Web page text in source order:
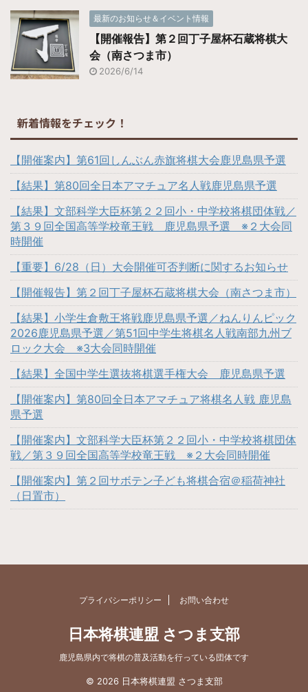
最新のお知らせ＆イベント情報
【開催報告】第２回丁子屋杯石蔵将棋大
会（南さつま市）
2026/6/14
新着情報をチェック！
【開催案内】第61回しんぶん赤旗将棋大会鹿児島県予選
【結果】第80回全日本アマチュア名人戦鹿児島県予選
【結果】文部科学大臣杯第２２回小・中学校将棋団体戦／
第３９回全国高等学校竜王戦 鹿児島県予選 ※２大会同
時開催
【重要】6/28（日）大会開催可否判断に関するお知らせ
【開催報告】第２回丁子屋杯石蔵将棋大会（南さつま市）
【結果】小学生倉敷王将戦鹿児島県予選／ねんりんピック
2026鹿児島県予選／第51回中学生将棋名人戦南部九州ブ
ロック大会 ※3大会同時開催
【結果】全国中学生選抜将棋選手権大会 鹿児島県予選
【開催案内】第80回全日本アマチュア将棋名人戦 鹿児島
県予選
【開催案内】文部科学大臣杯第２２回小・中学校将棋団体
戦／第３９回全国高等学校竜王戦 ※２大会同時開催
【開催案内】第２回サボテン子ども将棋合宿＠稲荷神社
（日置市）
プライバシーポリシー お問い合わせ
日本将棋連盟 さつま支部
鹿児島県内で将棋の普及活動を行っている団体です
© 2026 日本将棋連盟 さつま支部